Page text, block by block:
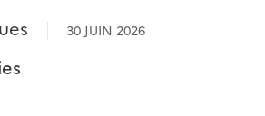
30 JUIN 2026